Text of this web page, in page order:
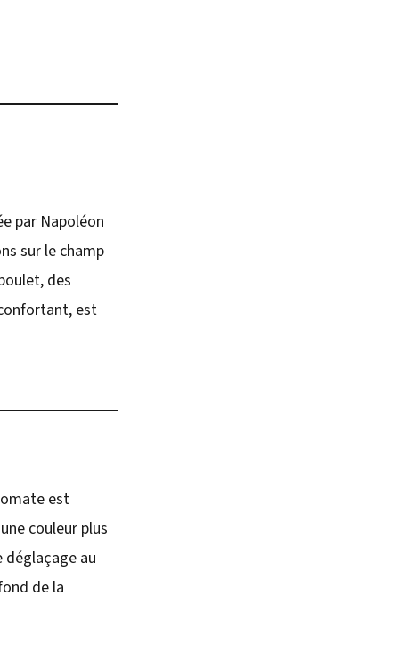
par Napoléon
sur le champ
des
est
est
couleur plus
déglaçage au
de la